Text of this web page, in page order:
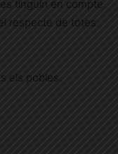
tinguin en compte
respecte de totes
els pobles.